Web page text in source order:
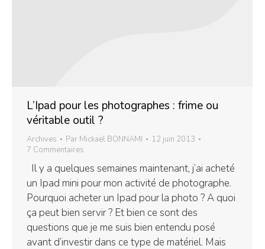
L’Ipad pour les photographes : frime ou
véritable outil ?
Archives Par Mickaël BONNAMI
12 juin 2013
7 Commentaires
Il y a quelques semaines maintenant, j’ai acheté
un Ipad mini pour mon activité de photographe.
Pourquoi acheter un Ipad pour la photo ? A quoi
ça peut bien servir ? Et bien ce sont des
questions que je me suis bien entendu posé
avant d’investir dans ce type de matériel. Mais